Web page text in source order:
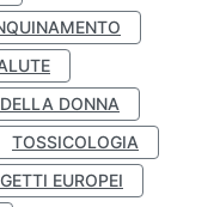
DONNA
TOSSICOLOGIA
EUROPEI